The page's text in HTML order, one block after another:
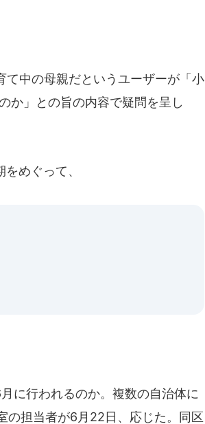
中の母親だというユーザーが「小
か」との旨の内容で疑問を呈し
めぐって、
に行われるのか。複数の自治体に
の担当者が6月22日、応じた。同区